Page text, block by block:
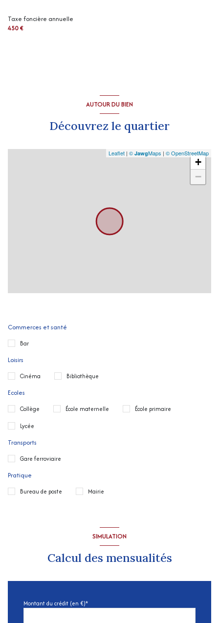
2 niveau(x)
Taxe foncière annuelle
450 €
AUTOUR DU BIEN
Découvrez le quartier
+
−
Leaflet | © JawgMaps | © OpenStreetMap
Commerces et santé
Bar
Loisirs
Cinéma Bibliothèque
Ecoles
Collège École maternelle École primaire
Lycée
Transports
Gare ferroviaire
Pratique
Bureau de poste Mairie
SIMULATION
Calcul des mensualités
Montant du crédit (en €)*